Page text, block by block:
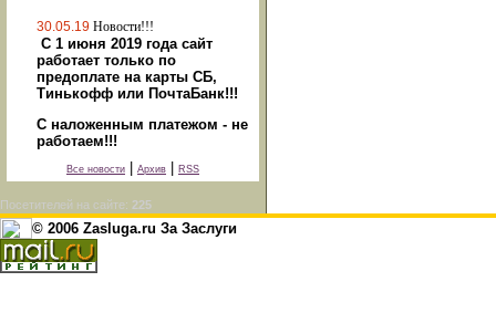
30.05.19 Новости!!!
С 1 июня 2019 года сайт
работает только по
предоплате на карты СБ,
Тинькофф или ПочтаБанк!!!
С наложенным платежом - не
работаем!!!
Все новости Архив RSS
Посетителей на сайте: 225
© 2006 Zasluga.ru За Заслуги